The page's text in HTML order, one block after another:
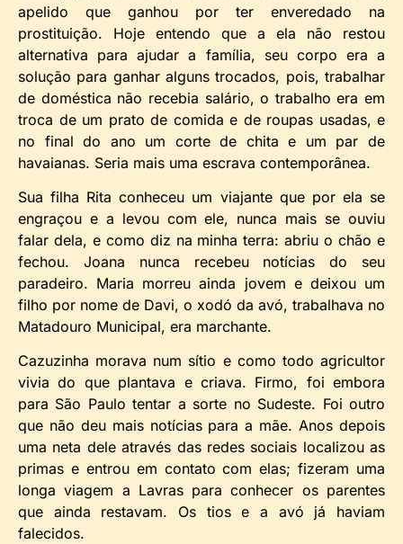
apelido que ganhou por ter enveredado na
prostituição. Hoje entendo que a ela não restou
alternativa para ajudar a família, seu corpo era a
solução para ganhar alguns trocados, pois, trabalhar
de doméstica não recebia salário, o trabalho era em
troca de um prato de comida e de roupas usadas, e
no final do ano um corte de chita e um par de
havaianas. Seria mais uma escrava contemporânea.
Sua filha Rita conheceu um viajante que por ela se
engraçou e a levou com ele, nunca mais se ouviu
falar dela, e como diz na minha terra: abriu o chão e
fechou. Joana nunca recebeu notícias do seu
paradeiro. Maria morreu ainda jovem e deixou um
filho por nome de Davi, o xodó da avó, trabalhava no
Matadouro Municipal, era marchante.
Cazuzinha morava num sítio e como todo agricultor
vivia do que plantava e criava. Firmo, foi embora
para São Paulo tentar a sorte no Sudeste. Foi outro
que não deu mais notícias para a mãe. Anos depois
uma neta dele através das redes sociais localizou as
primas e entrou em contato com elas; fizeram uma
longa viagem a Lavras para conhecer os parentes
que ainda restavam. Os tios e a avó já haviam
falecidos.